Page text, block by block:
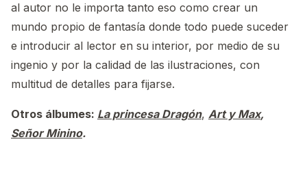
al autor no le importa tanto eso como crear un
mundo propio de fantasía donde todo puede suceder
e introducir al lector en su interior, por medio de su
ingenio y por la calidad de las ilustraciones, con
multitud de detalles para fijarse.
Otros álbumes: La princesa Dragón, Art y Max,
Señor Minino.